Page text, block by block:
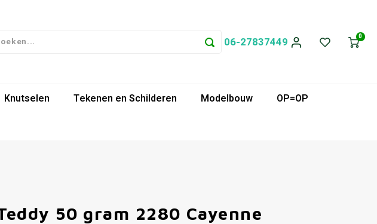
06-27837449 0
Knutselen Tekenen en Schilderen Modelbouw
OP=OP
50 gram 2280 Cayenne